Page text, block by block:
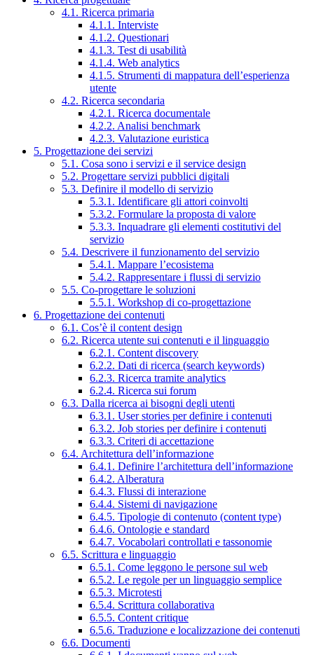
4.1. Ricerca primaria
4.1.1. Interviste
4.1.2. Questionari
4.1.3. Test di usabilità
4.1.4. Web analytics
4.1.5. Strumenti di mappatura dell’esperienza
utente
4.2. Ricerca secondaria
4.2.1. Ricerca documentale
4.2.2. Analisi benchmark
4.2.3. Valutazione euristica
5. Progettazione dei servizi
5.1. Cosa sono i servizi e il service design
5.2. Progettare servizi pubblici digitali
5.3. Definire il modello di servizio
5.3.1. Identificare gli attori coinvolti
5.3.2. Formulare la proposta di valore
5.3.3. Inquadrare gli elementi costitutivi del
servizio
5.4. Descrivere il funzionamento del servizio
5.4.1. Mappare l’ecosistema
5.4.2. Rappresentare i flussi di servizio
5.5. Co-progettare le soluzioni
5.5.1. Workshop di co-progettazione
6. Progettazione dei contenuti
6.1. Cos’è il content design
6.2. Ricerca utente sui contenuti e il linguaggio
6.2.1. Content discovery
6.2.2. Dati di ricerca (search keywords)
6.2.3. Ricerca tramite analytics
6.2.4. Ricerca sui forum
6.3. Dalla ricerca ai bisogni degli utenti
6.3.1. User stories per definire i contenuti
6.3.2. Job stories per definire i contenuti
6.3.3. Criteri di accettazione
6.4. Architettura dell’informazione
6.4.1. Definire l’architettura dell’informazione
6.4.2. Alberatura
6.4.3. Flussi di interazione
6.4.4. Sistemi di navigazione
6.4.5. Tipologie di contenuto (content type)
6.4.6. Ontologie e standard
6.4.7. Vocabolari controllati e tassonomie
6.5. Scrittura e linguaggio
6.5.1. Come leggono le persone sul web
6.5.2. Le regole per un linguaggio semplice
6.5.3. Microtesti
6.5.4. Scrittura collaborativa
6.5.5. Content critique
6.5.6. Traduzione e localizzazione dei contenuti
6.6. Documenti